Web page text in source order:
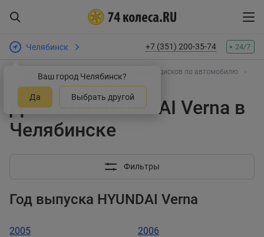
Челябинск
Ваш город Челябинск?
Да Выбрать другой
+7 (351) 200-35-74 24/7
Интернет-магазин шин и дисков
Подбор дисков по автомобилю
HYUNDAI
Verna
Диски на HYUNDAI Verna в
Челябинске
Фильтры
Год выпуска HYUNDAI Verna
2005
2006